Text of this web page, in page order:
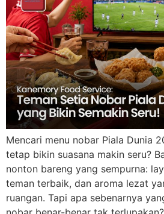
Mencari menu nobar Piala Dunia
tetap bikin suasana makin seru?
nonton bareng yang sempurna:
teman terbaik, dan aroma lezat
ruangan. Tapi apa sebenarnya